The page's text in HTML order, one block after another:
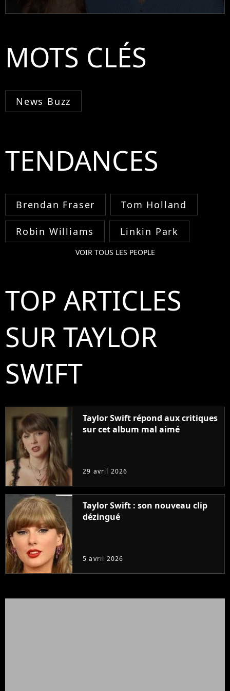
MOTS CLÉS
News Buzz
TENDANCES
Brendan Fraser Tom Holland
Robin Williams Linkin Park
VOIR TOUS LES PEOPLE
TOP ARTICLES
SUR TAYLOR
SWIFT
Taylor Swift répond aux critiques
sur cet album mal aimé
29 avril 2026
Taylor Swift : son nouveau clip
dézingué
5 avril 2026